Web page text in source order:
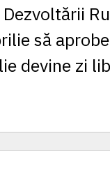
să
devine zi